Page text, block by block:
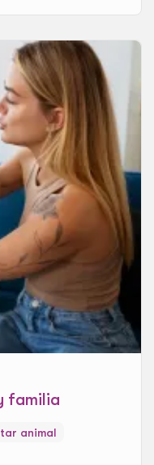
familia
animal